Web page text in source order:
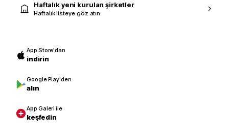
Haftalık yeni kurulan şirketler
Haftalık listeye göz atın
App Store'dan
indirin
Google Play'den
alın
App Galeri ile
keşfedin